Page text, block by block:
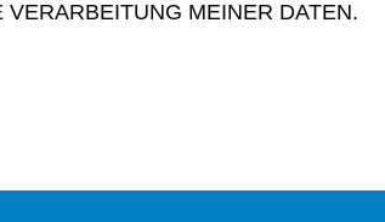
VERARBEITUNG MEINER DATEN.